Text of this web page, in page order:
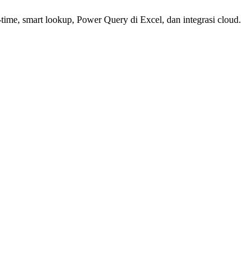
smart lookup, Power Query di Excel, dan integrasi cloud.